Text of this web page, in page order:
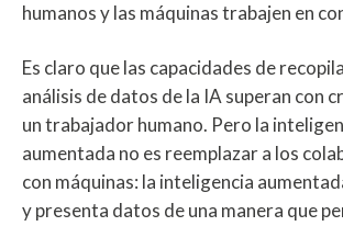
humanos y las máquinas trabajen en
Es claro que las capacidades de
análisis de datos de la IA superan con
un trabajador humano. Pero la
aumentada no es reemplazar a los
con máquinas: la inteligencia
y presenta datos de una manera que